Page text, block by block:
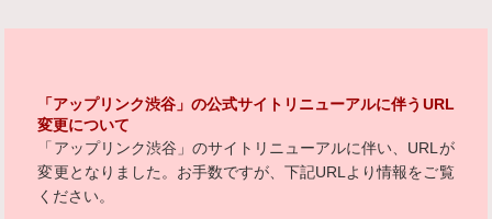
「アップリンク渋谷」の公式サイトリニューアルに伴うURL
変更について
「アップリンク渋谷」のサイトリニューアルに伴い、URLが
変更となりました。お手数ですが、下記URLより情報をご覧
ください。